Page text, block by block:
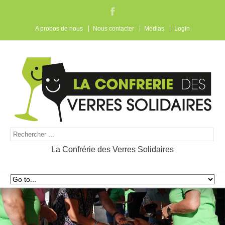
A propos de nous Nous contacter Médias Login
La Confrérie des Verres Solidaires